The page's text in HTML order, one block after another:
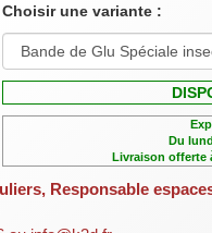
Choisir une variante :
Du
Livraison offerte
Responsable